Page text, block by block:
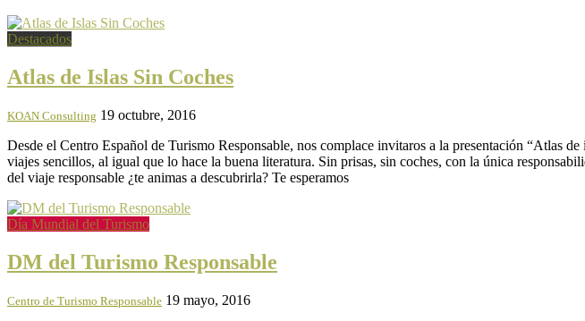
Destacados
Atlas de Islas Sin Coches
KOAN Consulting 19 octubre, 2016
Desde el Centro Español de Turismo Responsable, nos complace invitaros a la presentación “Atlas
viajes sencillos, al igual que lo hace la buena literatura. Sin prisas, sin coches, con la única
del viaje responsable ¿te animas a descubrirla? Te esperamos
Día Mundial del Turismo
DM del Turismo Responsable
Centro de Turismo Responsable 19 mayo, 2016